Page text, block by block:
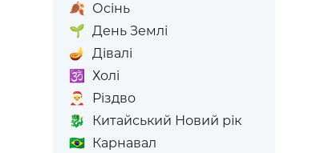
🍂 Осінь
🌱 День Землі
🪔 Дівалі
🕉️
Холі
🎅
Різдво
🐉
Китайський Новий рік
🇧🇷 Карнавал